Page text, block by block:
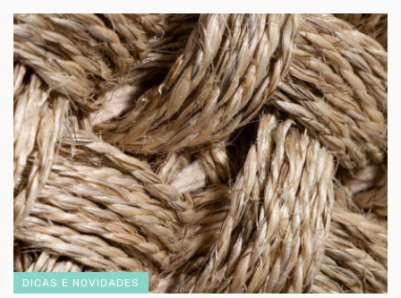
DICAS E NOVIDADES